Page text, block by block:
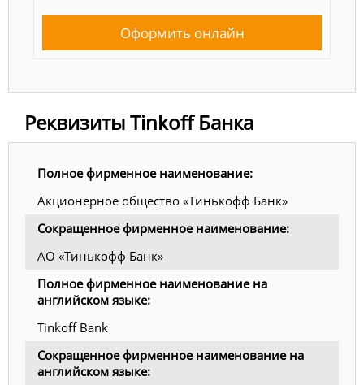
Оформить онлайн
Реквизиты Tinkoff Банка
Полное фирменное наименование:
Акционерное общество «Тинькофф Банк»
Сокращенное фирменное наименование:
АО «Тинькофф Банк»
Полное фирменное наименование на
английском языке:
Tinkoff Bank
Сокращенное фирменное наименование на
английском языке: